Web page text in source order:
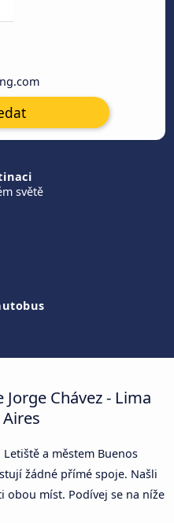
světě
Chávez - Lima
Letiště a městem Buenos
žádné přímé spoje. Našli
obou míst. Podívej se na níže